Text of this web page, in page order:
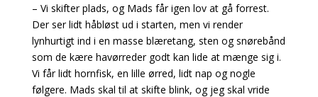
– Vi skifter plads, og Mads får igen lov at gå forrest.
Der ser lidt håbløst ud i starten, men vi render
lynhurtigt ind i en masse blæretang, sten og snørebånd
som de kære havørreder godt kan lide at mænge sig i.
Vi får lidt hornfisk, en lille ørred, lidt nap og nogle
følgere. Mads skal til at skifte blink, og jeg skal vride